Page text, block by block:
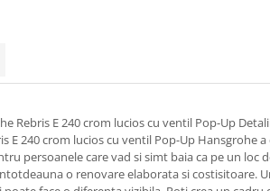
Rebris E 240 crom lucios cu ventil Pop-Up
E 240 crom lucios cu ventil Pop-Up Hansgrohe
persoanele care vad si simt baia ca pe un loc
o renovare elaborata si costisitoare.